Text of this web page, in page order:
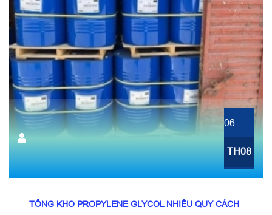
06
TH08
TỔNG KHO PROPYLENE GLYCOL NHIỀU QUY CÁCH